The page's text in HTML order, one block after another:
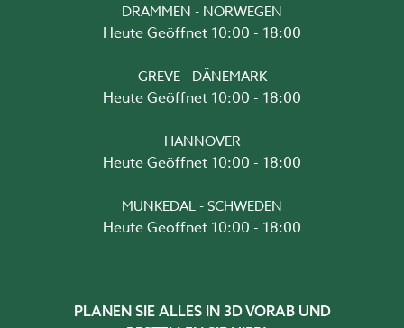
DRAMMEN - NORWEGEN
Heute Geöffnet 10:00 - 18:00
GREVE - DÄNEMARK
Heute Geöffnet 10:00 - 18:00
HANNOVER
Heute Geöffnet 10:00 - 18:00
MUNKEDAL - SCHWEDEN
Heute Geöffnet 10:00 - 18:00
PLANEN SIE ALLES IN 3D VORAB UND